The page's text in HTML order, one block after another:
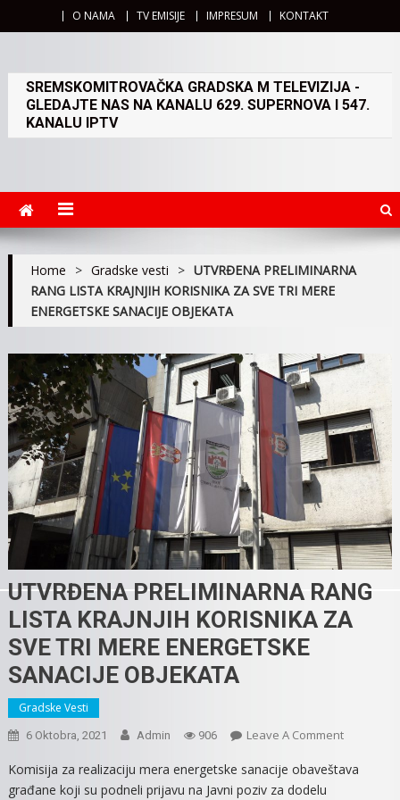
O NAMA TV EMISIJE IMPRESUM KONTAKT
SREMSKOMITROVAČKA GRADSKA M TELEVIZIJA -
GLEDAJTE NAS NA KANALU 629. SUPERNOVA I 547.
KANALU IPTV
Home > Gradske vesti > UTVRĐENA PRELIMINARNA
RANG LISTA KRAJNJIH KORISNIKA ZA SVE TRI MERE
ENERGETSKE SANACIJE OBJEKATA
UTVRĐENA PRELIMINARNA RANG
LISTA KRAJNJIH KORISNIKA ZA
SVE TRI MERE ENERGETSKE
SANACIJE OBJEKATA
Gradske Vesti
6 Oktobra, 2021 Admin 906 Leave A CommentOn
Komisija za realizaciju mera energetske sanacije obaveštava
građane koji su podneli prijavu na Javni poziv za dodelu